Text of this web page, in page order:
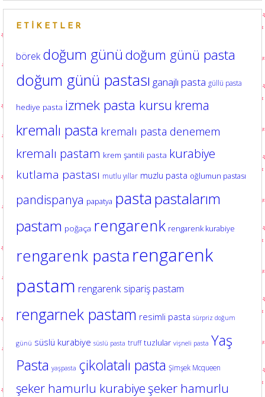
ETIKETLER
börek doğum günüdoğum günü pasta
doğum günü pastası ganajlı pasta güllü pasta
hediye pasta izmek pasta kursu krema
kremalı pasta kremalı pasta denemem
kremalı pastam krem şantili pasta kurabiye
kutlama pastası mutlu yıllar muzlu pasta oğlumun pastası
pandispanya papatya pasta pastalarım
pastam poğaça rengarenk rengarenk kurabiye
rengarenk pasta rengarenk
pastam rengarenk sipariş pastam
rengarnek pastam resimli pasta sürpriz doğum
günü süslü kurabiye süslü pasta truff tuzlular vişneli pasta Yaş
Pasta yaşpasta çikolatalı pasta Şimşek Mcqueen
şeker hamurlu kurabiye şeker hamurlu